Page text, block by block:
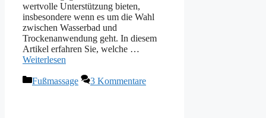
wertvolle Unterstützung bieten,
insbesondere wenn es um die Wahl
zwischen Wasserbad und
Trockenanwendung geht. In diesem
Artikel erfahren Sie, welche …
Weiterlesen
Kategorien
Fußmassage 3 Kommentare